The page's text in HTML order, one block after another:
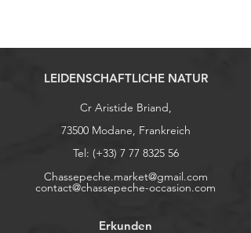
LEIDENSCHAFTLICHE NATUR
Cr Aristide Briand,
73500 Modane, Frankreich
Tel: (+33) 7 77 8325 56
Chassepeche.market@gmail.com
contact@chassepeche-occasion.com
Erkunden